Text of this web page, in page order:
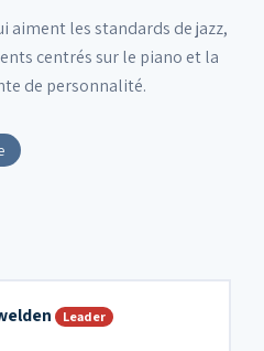
aiment les standards de jazz,
centrés sur le piano et la
de personnalité.
Leader